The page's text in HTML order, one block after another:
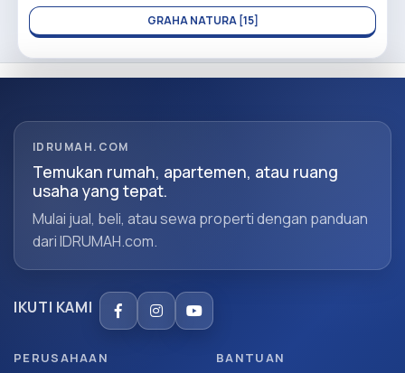
GRAHA NATURA [15]
IDRUMAH.COM
Temukan rumah, apartemen, atau ruang
usaha yang tepat.
Mulai jual, beli, atau sewa properti dengan panduan
dari IDRUMAH.com.
IKUTI KAMI
PERUSAHAAN BANTUAN